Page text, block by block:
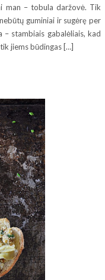
man – tobula daržovė. Tik
guminiai ir sugėrę per
stambiais gabalėliais, kad
jiems būdingas […]